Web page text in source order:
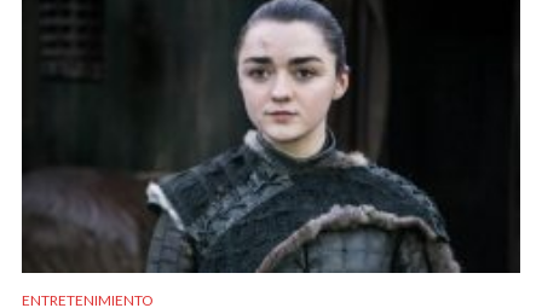
ENTRETENIMIENTO